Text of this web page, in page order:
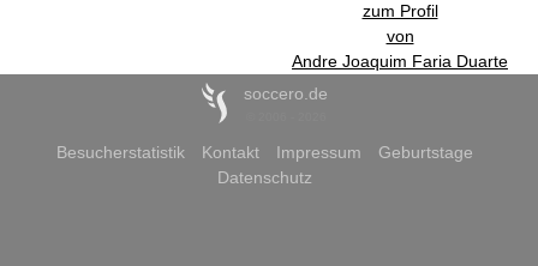
zum Profil
von
Andre Joaquim Faria Duarte
soccero.de
Besucherstatistik Kontakt Impressum
Geburtstage
Datenschutz